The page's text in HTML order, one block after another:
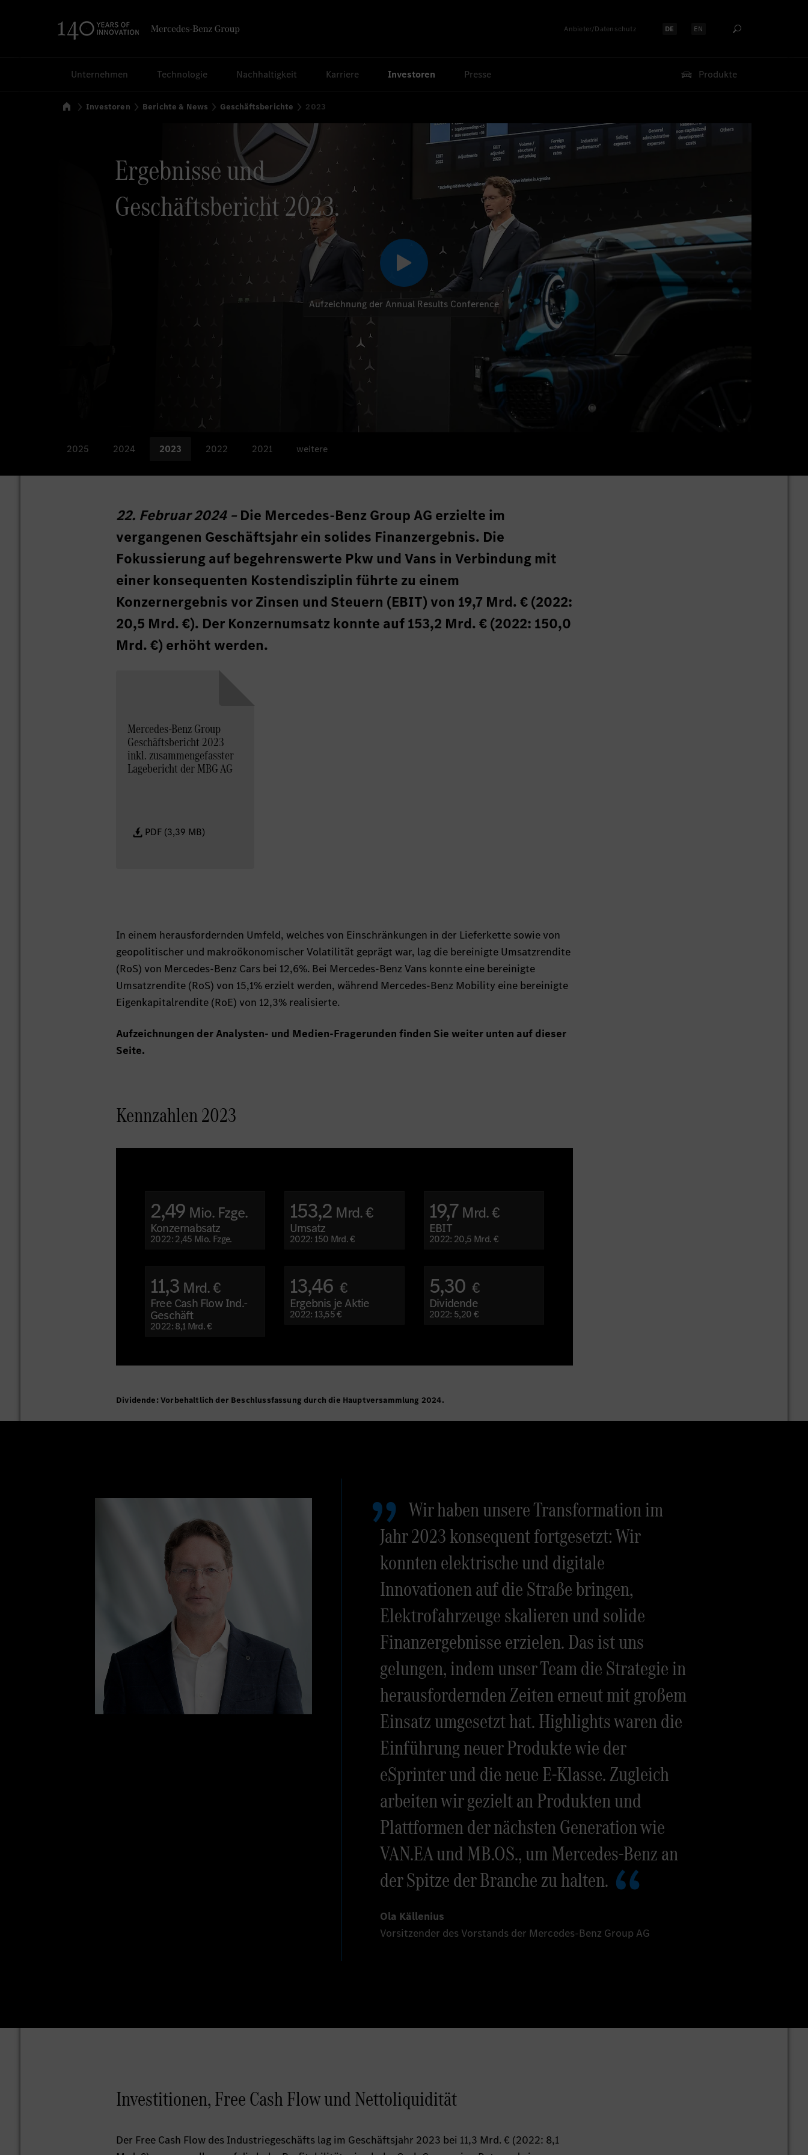
Anbieter/Datenschutz Sprache auswählen:
DE Sprache auswählen:
EN
Unternehmen Technologie Nachhaltigkeit Karriere Investoren Presse Produkte
Startseite
Investoren Berichte & News Geschäftsberichte 2023
Aufzeichnung der Annual Results Conference
Ergebnisse und
Geschäftsbericht 2023.
2025 2024 2023 2022 2021 weitere
22. Februar 2024 – Die Mercedes-Benz Group AG erzielte im
vergangenen Geschäftsjahr ein solides Finanzergebnis. Die
Fokussierung auf begehrenswerte Pkw und Vans in Verbindung mit
einer konsequenten Kostendisziplin führte zu einem
Konzernergebnis vor Zinsen und Steuern (EBIT) von 19,7 Mrd. € (2022:
20,5 Mrd. €). Der Konzernumsatz konnte auf 153,2 Mrd. € (2022: 150,0
Mrd. €) erhöht werden.
Mercedes-Benz Group
Geschäftsbericht 2023
inkl. zusammengefasster
Lagebericht der MBG AG
PDF (3,39 MB)
In einem herausfordernden Umfeld, welches von Einschränkungen in der Lieferkette sowie von
geopolitischer und makroökonomischer Volatilität geprägt war, lag die bereinigte Umsatzrendite
(RoS) von Mercedes-Benz Cars bei 12,6%. Bei Mercedes-Benz Vans konnte eine bereinigte
Umsatzrendite (RoS) von 15,1% erzielt werden, während Mercedes-Benz Mobility eine bereinigte
Eigenkapitalrendite (RoE) von 12,3% realisierte.
Aufzeichnungen der Analysten- und Medien-Fragerunden finden Sie weiter unten auf dieser
Seite.
Kennzahlen 2023
2,49 Mio. Fzge.
Konzernabsatz
2022: 2,45 Mio. Fzge.
153,2 Mrd. €
Umsatz
2022: 150 Mrd. €
19,7 Mrd. €
EBIT
2022: 20,5 Mrd. €
11,3 Mrd. €
Free Cash Flow Ind.-
Geschäft
2022: 8,1 Mrd. €
13,46 €
Ergebnis je Aktie
2022: 13,55 €
5,30 €
Dividende
2022: 5,20 €
Dividende: Vorbehaltlich der Beschlussfassung durch die Hauptversammlung 2024.
Wir haben unsere Transformation im
Jahr 2023 konsequent fortgesetzt: Wir
konnten elektrische und digitale
Innovationen auf die Straße bringen,
Elektrofahrzeuge skalieren und solide
Finanzergebnisse erzielen. Das ist uns
gelungen, indem unser Team die Strategie in
herausfordernden Zeiten erneut mit großem
Einsatz umgesetzt hat. Highlights waren die
Einführung neuer Produkte wie der
eSprinter und die neue E-Klasse. Zugleich
arbeiten wir gezielt an Produkten und
Plattformen der nächsten Generation wie
VAN.EA und MB.OS., um Mercedes-Benz an
der Spitze der Branche zu halten.
Ola Källenius
Vorsitzender des Vorstands der Mercedes-Benz Group AG
Investitionen, Free Cash Flow und Nettoliquidität
Der Free Cash Flow des Industriegeschäfts lag im Geschäftsjahr 2023 bei 11,3 Mrd. € (2022: 8,1